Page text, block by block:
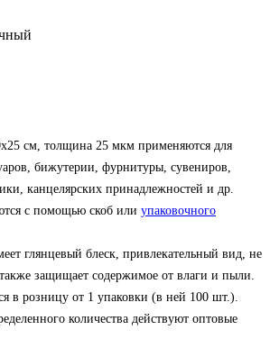
см, толщина 25 мкм применяются для
бижутерии, фурнитуры, сувениров,
канцелярских принадлежностей и др.
с помощью скоб или упаковочного
глянцевый блеск, привлекательный вид, не
также защищает содержимое от влаги и пыли.
в розницу от 1 упаковки (в ней 100 шт.).
количества действуют оптовые